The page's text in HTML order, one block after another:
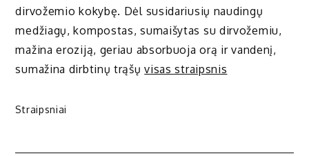
dirvožemio kokybę. Dėl susidariusių naudingų
medžiagų, kompostas, sumaišytas su dirvožemiu,
mažina eroziją, geriau absorbuoja orą ir vandenį,
sumažina dirbtinų trąšųvisas straipsnis
Straipsniai